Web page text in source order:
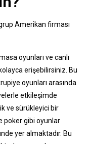
Amerikan firması
oyunları ve canlı
erişebilirsiniz. Bu
oyunları arasında
etkileşimde
ve sürükleyici bir
poker gibi oyunlar
yer almaktadır. Bu